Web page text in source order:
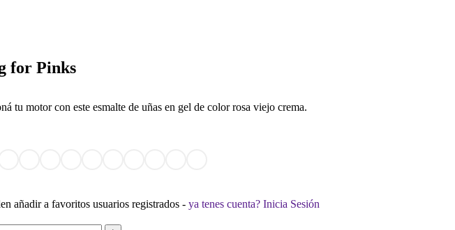
for Pinks
tu motor con este esmalte de uñas en gel de color rosa viejo crema.
añadir a favoritos usuarios registrados - ya tenes cuenta? Inicia Sesión